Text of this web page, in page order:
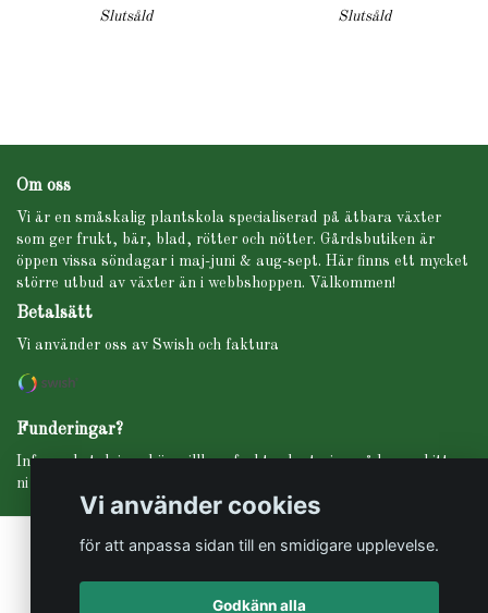
Slutsåld Slutsåld
Om oss
Vi är en småskalig plantskola specialiserad på ätbara växter
som ger frukt, bär, blad, rötter och nötter. Gårdsbutiken är
öppen vissa söndagar i maj-juni & aug-sept. Här finns ett mycket
större utbud av växter än i webbshoppen. Välkommen!
Betalsätt
Vi använder oss av Swish och faktura
Funderingar?
Info om betalning, köpevillkor, frakt, planteringsråd m.m. hittar
ni under fliken INFO i menyn högst upp.
Vi använder cookies
för att anpassa sidan till en smidigare upplevelse.
Godkänn alla